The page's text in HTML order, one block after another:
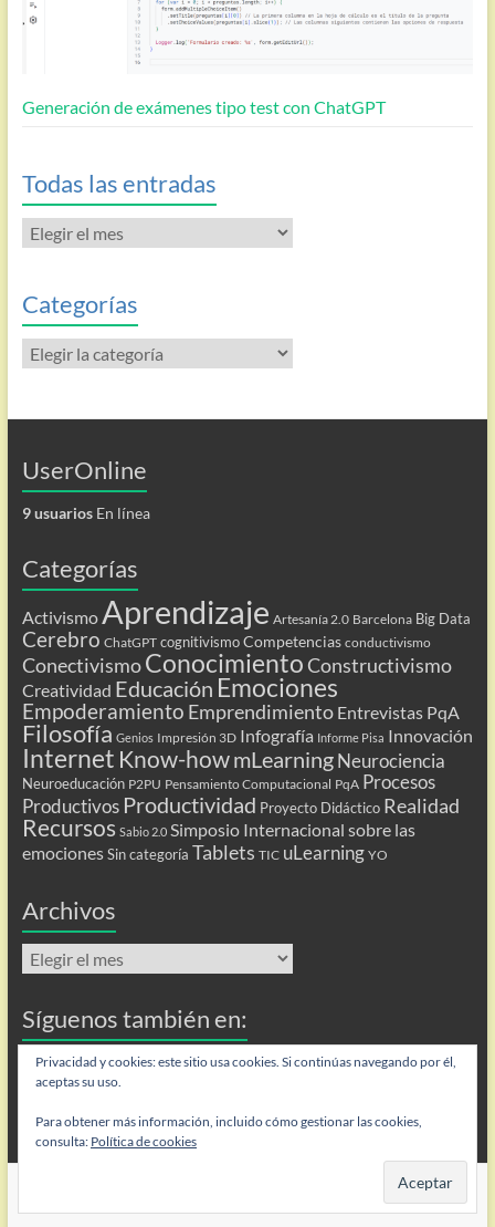
Generación de exámenes tipo test con ChatGPT
Todas las entradas
Todas
las
Categorías
Categorías
UserOnline
9 usuariosEn línea
Categorías
Activismo Aprendizaje Artesanía 2.0 Barcelona Big Data
Cerebro ChatGPT cognitivismo Competencias conductivismo
ConectivismoConocimientoConstructivismo
Creatividad Educación Emociones
Empoderamiento Emprendimiento Entrevistas PqA
Filosofía Genios Impresión 3D Infografía Informe Pisa Innovación
Internet Know-howmLearning Neurociencia
Neuroeducación P2PU Pensamiento Computacional PqA Procesos
Productivos Productividad Proyecto Didáctico Realidad
Recursos Sabio 2.0 Simposio Internacional sobre las
emociones Sin categoría Tablets TIC uLearning YO
Archivos
Archivos
Síguenos también en:
Flip
. Todos los derechos reservados.
WordPress.
Privacidad y cookies: este sitio usa cookies. Si continúas navegando por él,
aceptas su uso.
Para obtener más información, incluido cómo gestionar las cookies,
consulta: Política de cookies